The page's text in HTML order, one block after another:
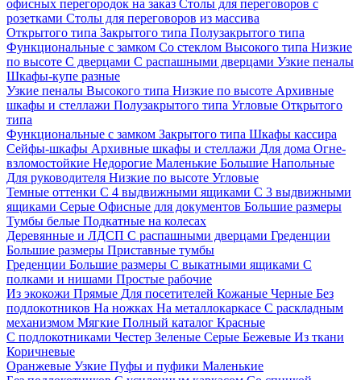
офисных перегородок на заказ Столы для переговоров с
розетками Столы для переговоров из массива
Открытого типа Закрытого типа Полузакрытого типа
Функциональные с замком Со стеклом Высокого типа Низкие
по высоте С дверцами С распашными дверцами Узкие пеналы
Шкафы-купе разные
Узкие пеналы Высокого типа Низкие по высоте Архивные
шкафы и стеллажи Полузакрытого типа Угловые Открытого
типа
Функциональные с замком Закрытого типа Шкафы кассира
Сейфы-шкафы Архивные шкафы и стеллажи Для дома Огне-
взломостойкие Недорогие Маленькие Большие Напольные
Для руководителя Низкие по высоте Угловые
Темные оттенки С 4 выдвижными ящиками С 3 выдвижными
ящиками Серые Офисные для документов Большие размеры
Тумбы белые Подкатные на колесах
Деревянные и ЛДСП С распашными дверцами Греденции
Большие размеры Приставные тумбы
Греденции Большие размеры С выкатными ящиками С
полками и нишами Простые рабочие
Из экокожи Прямые Для посетителей Кожаные Черные Без
подлокотников На ножках На металлокаркасе С раскладным
механизмом Мягкие Полный каталог Красные
С подлокотниками Честер Зеленые Серые Бежевые Из ткани
Коричневые
Оранжевые Узкие Пуфы и пуфики Маленькие